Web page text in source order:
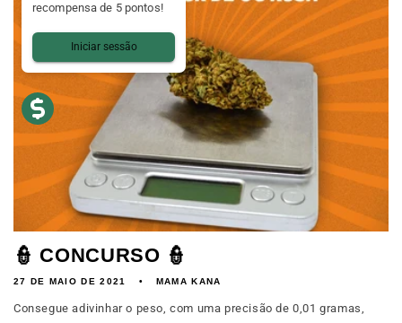
👮 CONCURSO 👮
27 DE MAIO DE 2021 MAMA KANA
Consegue adivinhar o peso, com uma precisão de 0,01 gramas,
recompensa de 5 pontos!
Iniciar sessão